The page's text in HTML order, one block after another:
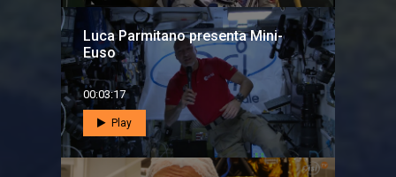
Luca Parmitano presenta Mini-
Euso
00:03:17
Play